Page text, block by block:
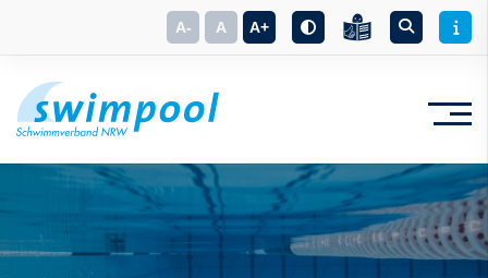
A- A A+
Suchbegriff eingeben